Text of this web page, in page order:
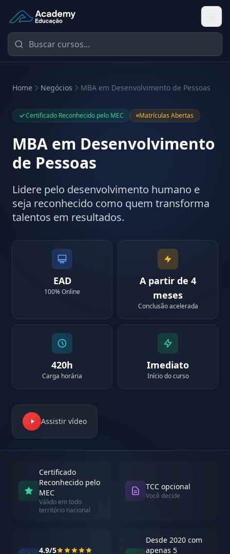
Academy Educação — Página Inicial
Home Negócios MBA em Desenvolvimento de Pessoas
Certificado Reconhecido pelo MEC Matrículas Abertas
MBA em Desenvolvimento
de Pessoas
Lidere pelo desenvolvimento humano e
seja reconhecido como quem transforma
talentos em resultados.
EAD
100% Online
A partir de 4
meses
Conclusão acelerada
420h
Carga horária
Imediato
Início do curso
Assistir vídeo
Certificado
Reconhecido pelo
MEC
Válido em todo
território nacional
TCC opcional
Você decide
4.9/5
Desde 2020 com
apenas 5